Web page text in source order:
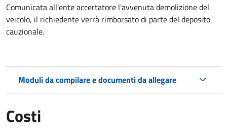
Comunicata all'ente accertatore l'avvenuta demolizione del
veicolo, il richiedente verrà rimborsato di parte del deposito
cauzionale.
Moduli da compilare e documenti da allegare
Costi